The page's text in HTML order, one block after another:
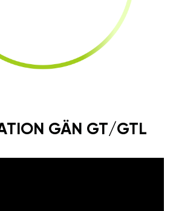
GÄN GT/GTL